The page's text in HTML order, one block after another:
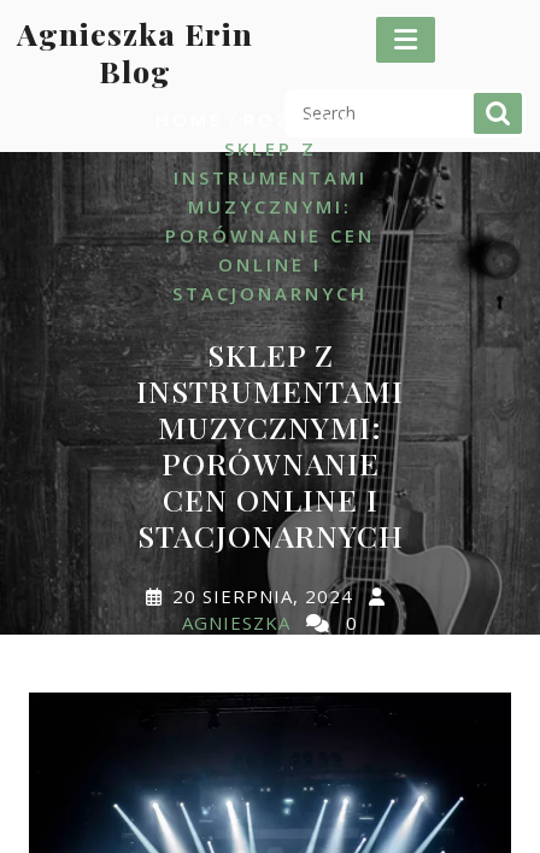
toAgnieszka Erin
Blog
ROZRYWKA
SKLEP Z
INSTRUMENTAMI
MUZYCZNYMI:
PORÓWNANIE CEN
ONLINE I
STACJONARNYCH
SKLEP Z
INSTRUMENTAMI
MUZYCZNYMI:
PORÓWNANIE
CEN ONLINE I
STACJONARNYCH
20 SIERPNIA, 2024
AGNIESZKA
0